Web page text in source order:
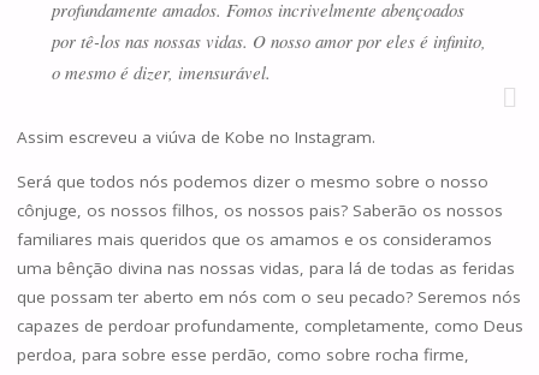
profundamente amados. Fomos incrivelmente abençoados
por tê-los nas nossas vidas. O nosso amor por eles é infinito,
o mesmo é dizer, imensurável.
Assim escreveu a viúva de Kobe no Instagram.
Será que todos nós podemos dizer o mesmo sobre o nosso
cônjuge, os nossos filhos, os nossos pais? Saberão os nossos
familiares mais queridos que os amamos e os consideramos
uma bênção divina nas nossas vidas, para lá de todas as feridas
que possam ter aberto em nós com o seu pecado? Seremos nós
capazes de perdoar profundamente, completamente, como Deus
perdoa, para sobre esse perdão, como sobre rocha firme,